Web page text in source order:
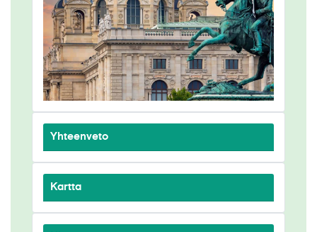
Yhteenveto
Kartta